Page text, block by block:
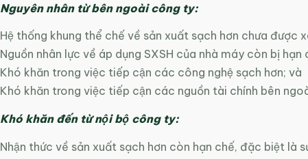
Nguyên nhân từ bên ngoài công ty:
Hệ thống khung thể chế về sản xuất sạch hơn chưa được
Nguồn nhân lực về áp dụng SXSH của nhà máy còn bị hạn
Khó khăn trong việc tiếp cận các công nghệ sạch hơn; và
Khó khăn trong việc tiếp cận các nguồn tài chính bên
Khó khăn đến từ nội bộ công ty:
Nhận thức về sản xuất sạch hơn còn hạn chế, đặc biệt là